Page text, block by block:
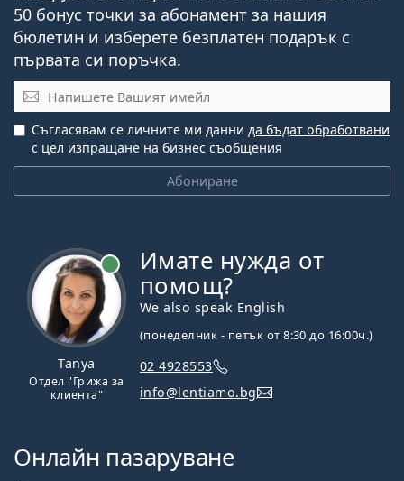
50 бонус точки за абонамент за нашия
бюлетин и изберете безплатен подарък с
първата си поръчка.
Имейл
Абониране
Съгласявам се личните ми данни да бъдат обработвани
с цел изпращане на бизнес съобщения
Tanya
Отдел "Грижа за
клиента"
Имате нужда от
помощ?
We also speak English
(понеделник - петък от 8:30 до 16:00ч.)
02 4928553
info@lentiamo.bg
Онлайн пазаруване